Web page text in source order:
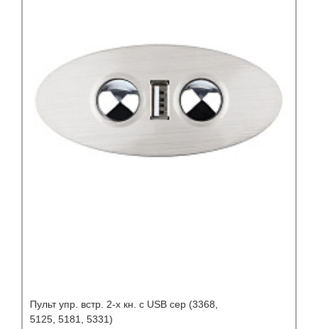
Пульт упр. встр. 2-х кн. с USB сер (3368,
5125, 5181, 5331)